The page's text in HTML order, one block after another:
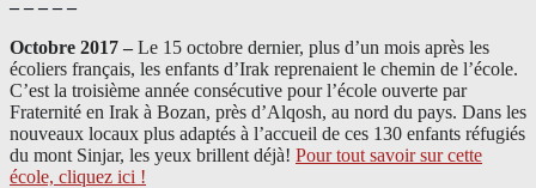
– – – – –
Octobre 2017 – Le 15 octobre dernier, plus d’un mois après les
écoliers français, les enfants d’Irak reprenaient le chemin de l’école.
C’est la troisième année consécutive pour l’école ouverte par
Fraternité en Irak à Bozan, près d’Alqosh, au nord du pays. Dans les
nouveaux locaux plus adaptés à l’accueil de ces 130 enfants réfugiés
du mont Sinjar, les yeux brillent déjà! Pour tout savoir sur cette
école, cliquez ici !